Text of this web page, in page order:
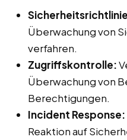
Überwachung von
verfahren.
Zugriffskontrolle:
Überwachung von
Berechtigungen.
Incident Response:
Reaktion auf